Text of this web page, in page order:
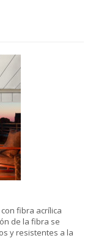
fibra acrílica
de la fibra se
y resistentes a la